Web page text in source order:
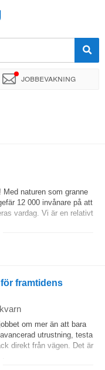
Jobbevakning
Med naturen som granne
12 000 invånare på att
vardag. Vi är en relativt
framtidens
om mer än att bara
utrustning, testa
direkt från vägen. Det är